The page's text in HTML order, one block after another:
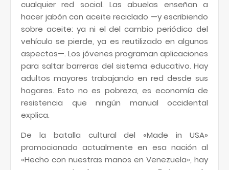
cualquier red social. Las abuelas enseñan a
hacer jabón con aceite reciclado —y escribiendo
sobre aceite: ya ni el del cambio periódico del
vehículo se pierde, ya es reutilizado en algunos
aspectos—. Los jóvenes programan aplicaciones
para saltar barreras del sistema educativo. Hay
adultos mayores trabajando en red desde sus
hogares. Esto no es pobreza, es economía de
resistencia que ningún manual occidental
explica.
De la batalla cultural del «Made in USA»
promocionado actualmente en esa nación al
«Hecho con nuestras manos en Venezuela», hay